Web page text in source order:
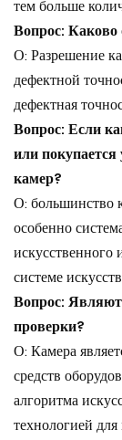
тем больше
Вопрос: Каково
О: Разрешение
дефектной
дефектная
Вопрос: Если
или покупается
камер?
О: большинство
особенно
искусственного
системе
Вопрос:
проверки?
О: Камера
средств
алгоритма
технологией